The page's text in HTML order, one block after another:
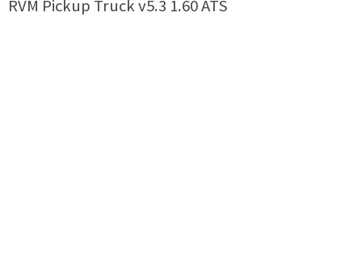
RVM Pickup Truck v5.3 1.60 ATS